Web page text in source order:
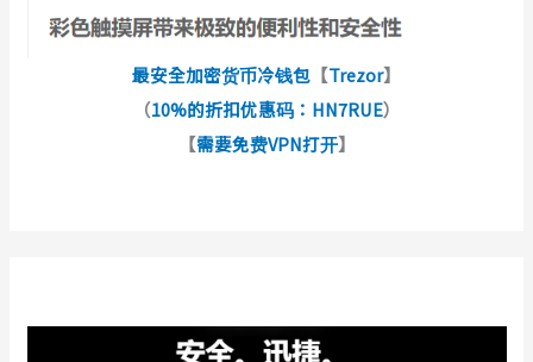
最安全加密货币冷钱包 【Trezor】
（10%的折扣优惠码：HN7RUE）
【需要免费VPN打开】